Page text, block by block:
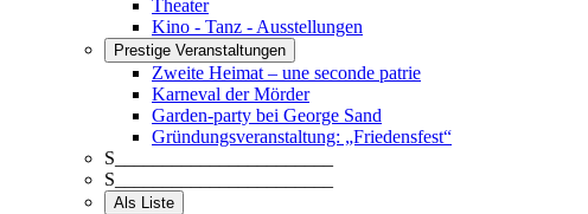
Theater
Kino - Tanz - Ausstellungen
Prestige Veranstaltungen
Zweite Heimat – une seconde patrie
Karneval der Mörder
Garden-party bei George Sand
Gründungsveranstaltung: „Friedensfest“
S_______________________
S_______________________
Als Liste